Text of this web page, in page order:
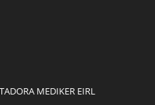
MEDIKER EIRL